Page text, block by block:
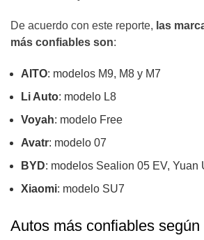
De acuerdo con este reporte, las
más confiables son:
AITO: modelos M9, M8 y M7
Li Auto: modelo L8
Voyah: modelo Free
Avatr: modelo 07
BYD: modelos Sealion 05 EV, Yuan
Xiaomi: modelo SU7
Autos más confiables